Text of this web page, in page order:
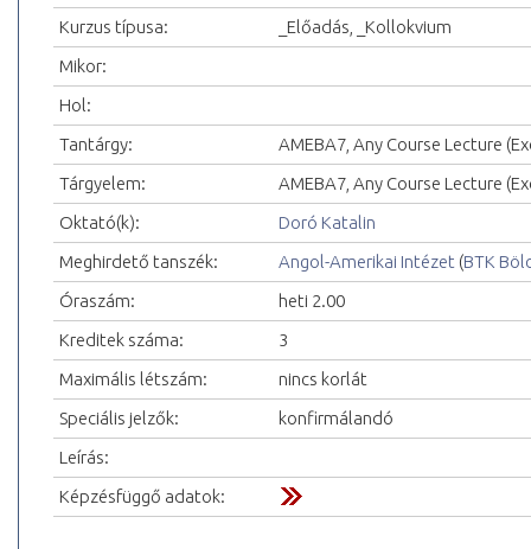
Kurzus típusa:
_Előadás, _Kollokvium
Mikor:
Hol:
Tantárgy:
AMEBA7, Any Course Lecture
Tárgyelem:
AMEBA7, Any Course Lecture
Oktató(k):
Doró Katalin
Meghirdető tanszék:
Angol-Amerikai Intézet (BTK
Óraszám:
heti 2.00
Kreditek száma:
3
Maximális létszám:
nincs korlát
Speciális jelzők:
konfirmálandó
Leírás:
Képzésfüggő adatok: